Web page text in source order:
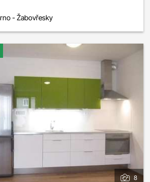
- Žabovřesky
8